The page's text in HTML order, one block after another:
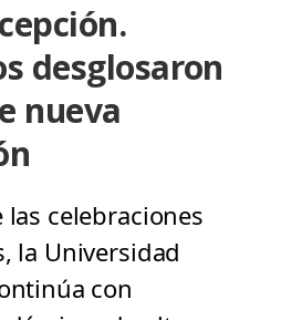
desglosaron
nueva
las celebraciones
la Universidad
con